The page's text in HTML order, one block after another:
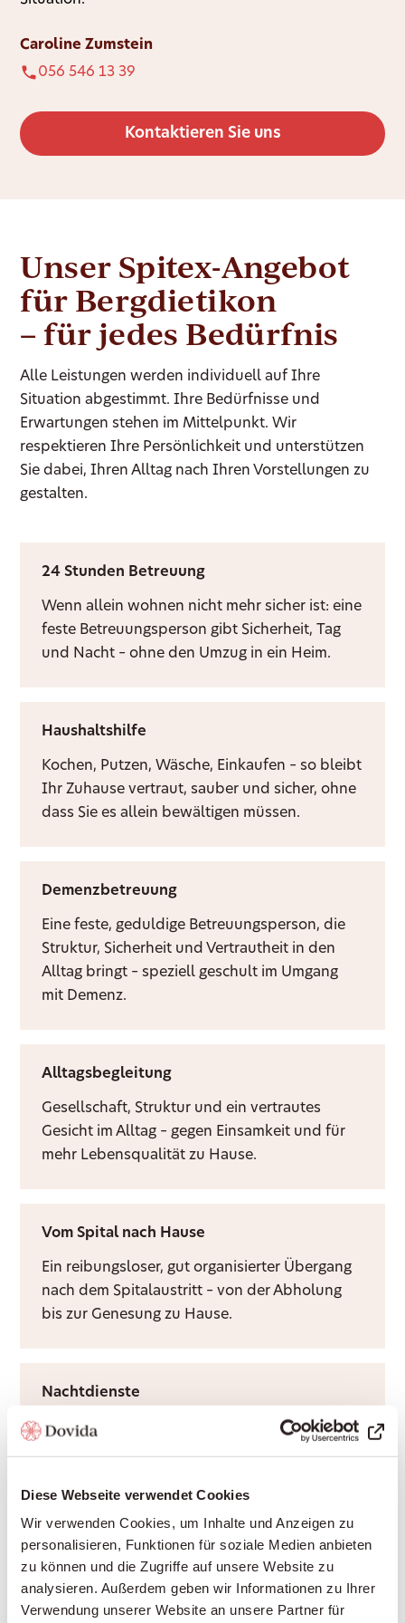
Diese Webseite verwendet Cookies
Wir verwenden Cookies, um Inhalte und Anzeigen zu
personalisieren, Funktionen für soziale Medien anbieten
zu können und die Zugriffe auf unsere Website zu
analysieren. Außerdem geben wir Informationen zu Ihrer
Verwendung unserer Website an unsere Partner für
Caroline Zumstein
056 546 13 39
Kontaktieren Sie uns
Unser Spitex-Angebot
für Bergdietikon
– für jedes Bedürfnis
Alle Leistungen werden individuell auf Ihre
Situation abgestimmt. Ihre Bedürfnisse und
Erwartungen stehen im Mittelpunkt. Wir
respektieren Ihre Persönlichkeit und unterstützen
Sie dabei, Ihren Alltag nach Ihren Vorstellungen zu
gestalten.
24 Stunden Betreuung
Wenn allein wohnen nicht mehr sicher ist: eine
feste Betreuungsperson gibt Sicherheit, Tag
und Nacht – ohne den Umzug in ein Heim.
Haushaltshilfe
Kochen, Putzen, Wäsche, Einkaufen – so bleibt
Ihr Zuhause vertraut, sauber und sicher, ohne
dass Sie es allein bewältigen müssen.
Demenzbetreuung
Eine feste, geduldige Betreuungsperson, die
Struktur, Sicherheit und Vertrautheit in den
Alltag bringt – speziell geschult im Umgang
mit Demenz.
Alltagsbegleitung
Gesellschaft, Struktur und ein vertrautes
Gesicht im Alltag – gegen Einsamkeit und für
mehr Lebensqualität zu Hause.
Vom Spital nach Hause
Ein reibungsloser, gut organisierter Übergang
nach dem Spitalaustritt – von der Abholung
bis zur Genesung zu Hause.
Nachtdienste
Ruhige Nächte für Sie und Ihre Angehörigen –
Grundpflege
Würdevolle Unterstützung bei Körperpflege
und Mobilität, durch Krankenkassen